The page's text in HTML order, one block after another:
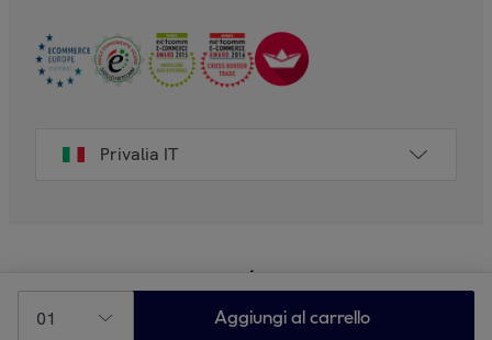
01 Aggiungi al carrello
Privalia IT